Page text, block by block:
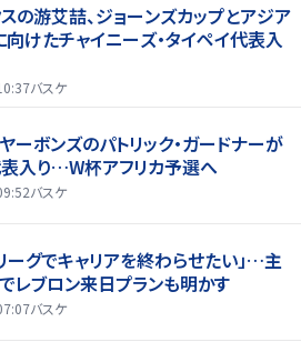
の游艾喆、ジョーンズカップとアジア
けたチャイニーズ・タイペイ代表入
バスケ
ーボンズのパトリック・ガードナーが
入り…W杯アフリカ予選へ
バスケ
ーグでキャリアを終わらせたい」…主
レブロン来日プランも明かす
バスケ